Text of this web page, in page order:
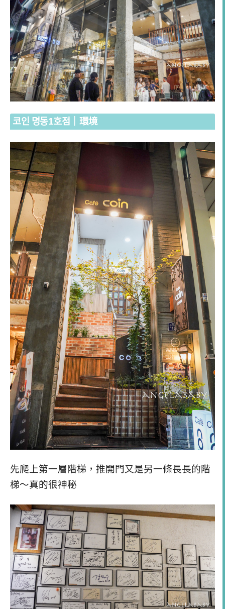
코인 명동1호점｜環境
先爬上第一層階梯，推開門又是另一條長長的階
梯～真的很神秘